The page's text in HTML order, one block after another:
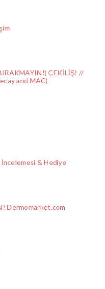
ÇEKİLİŞ! //
and MAC)
& Hediye
Dermomarket.com